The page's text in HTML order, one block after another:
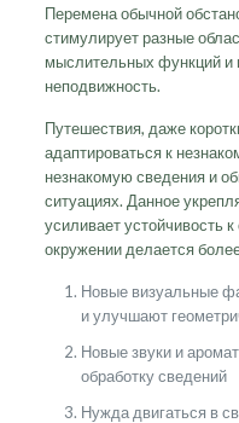
Перемена обычной
стимулирует разные
мыслительных функций и
неподвижность.
Путешествия, даже
адаптироваться к
незнакомую сведения и
ситуациях. Данное
усиливает устойчивость
окружении делается
Новые визуальные
и улучшают
Новые звуки и
обработку сведений
Нужда двигаться в